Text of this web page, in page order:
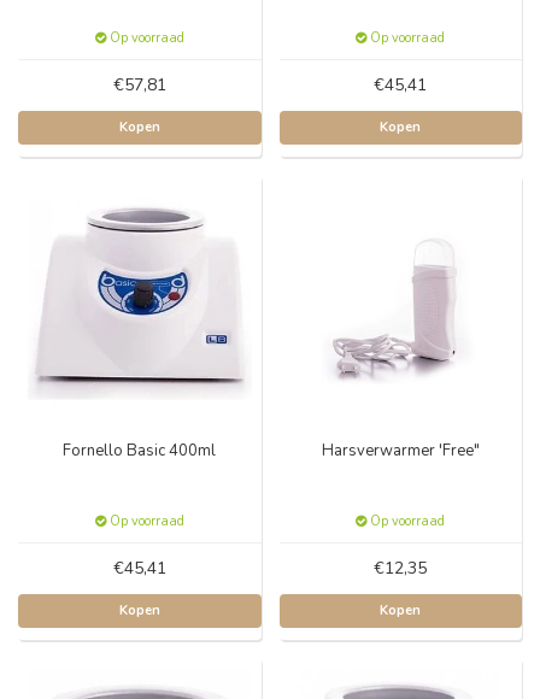
Op voorraad
€57,81
Kopen
Op voorraad
€45,41
Kopen
Fornello Basic 400ml
Op voorraad
€45,41
Kopen
Harsverwarmer 'Free"
Op voorraad
€12,35
Kopen